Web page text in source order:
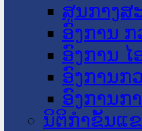
ສູນກາງສ
ອົງການ
ອົງການ
ອົງການກ
ອົງການກ
ນິຕິກໍາຂັ້ນແ